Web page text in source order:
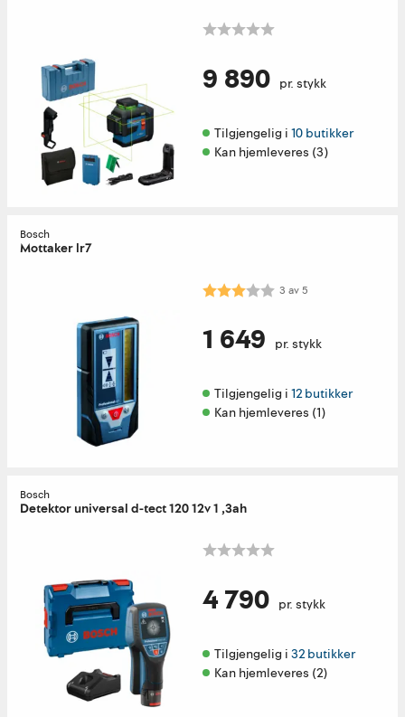
9 890 pr. stykk
Tilgjengelig i 10 butikker
Kan hjemleveres (3)
Bosch
Mottaker lr7
Karakter: 3.0 av 5 mulige
3 av5
1 649 pr. stykk
Tilgjengelig i 12 butikker
Kan hjemleveres (1)
Bosch
Detektor universal d-tect 120 12v 1 ,3ah
4 790 pr. stykk
Tilgjengelig i 32 butikker
Kan hjemleveres (2)